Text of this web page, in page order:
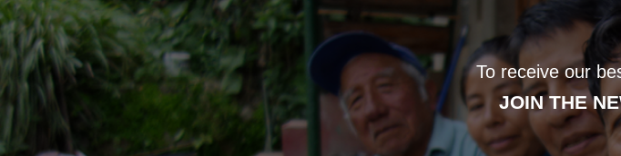
To receive our
JOIN THE